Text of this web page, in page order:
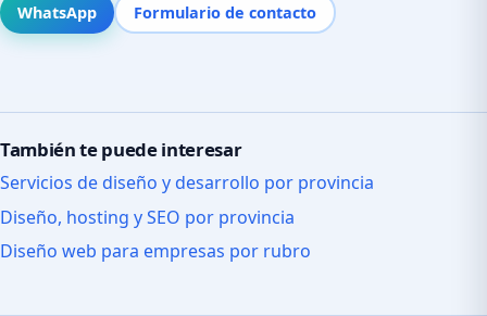
WhatsApp Formulario de contacto
También te puede interesar
Servicios de diseño y desarrollo por provincia
Diseño, hosting y SEO por provincia
Diseño web para empresas por rubro